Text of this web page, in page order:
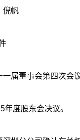
倪帆
届董事会第四次会
年度股东会决议。